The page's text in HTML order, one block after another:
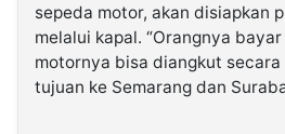
sepeda motor, akan disiapkan
melalui kapal. “Orangnya
motornya bisa diangkut
tujuan ke Semarang dan